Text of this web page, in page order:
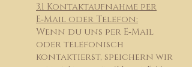
3.1 Kontaktaufnahme per
E‑Mail oder Telefon:
Wenn du uns per E‑Mail
oder telefonisch
kontaktierst, speichern wir